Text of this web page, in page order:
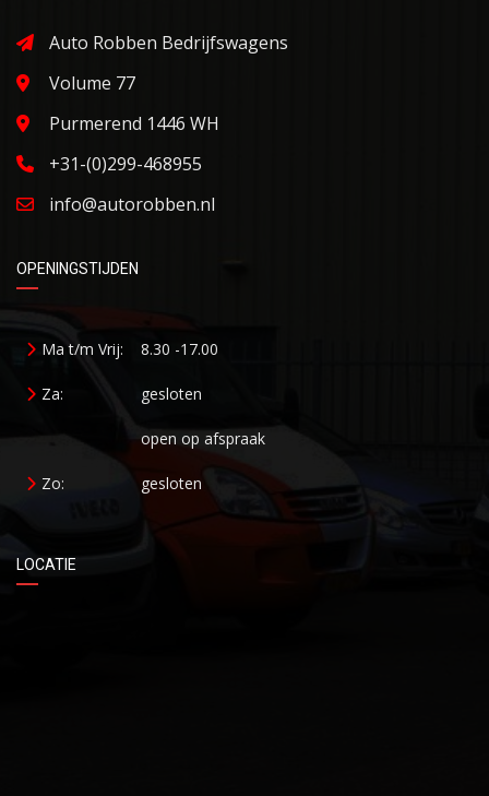
Auto Robben Bedrijfswagens
Volume 77
Purmerend 1446 WH
+31-(0)299-468955
info@autorobben.nl
OPENINGSTIJDEN
Ma t/m Vrij: 8.30 -17.00
Za: gesloten
open op afspraak
Zo: gesloten
LOCATIE